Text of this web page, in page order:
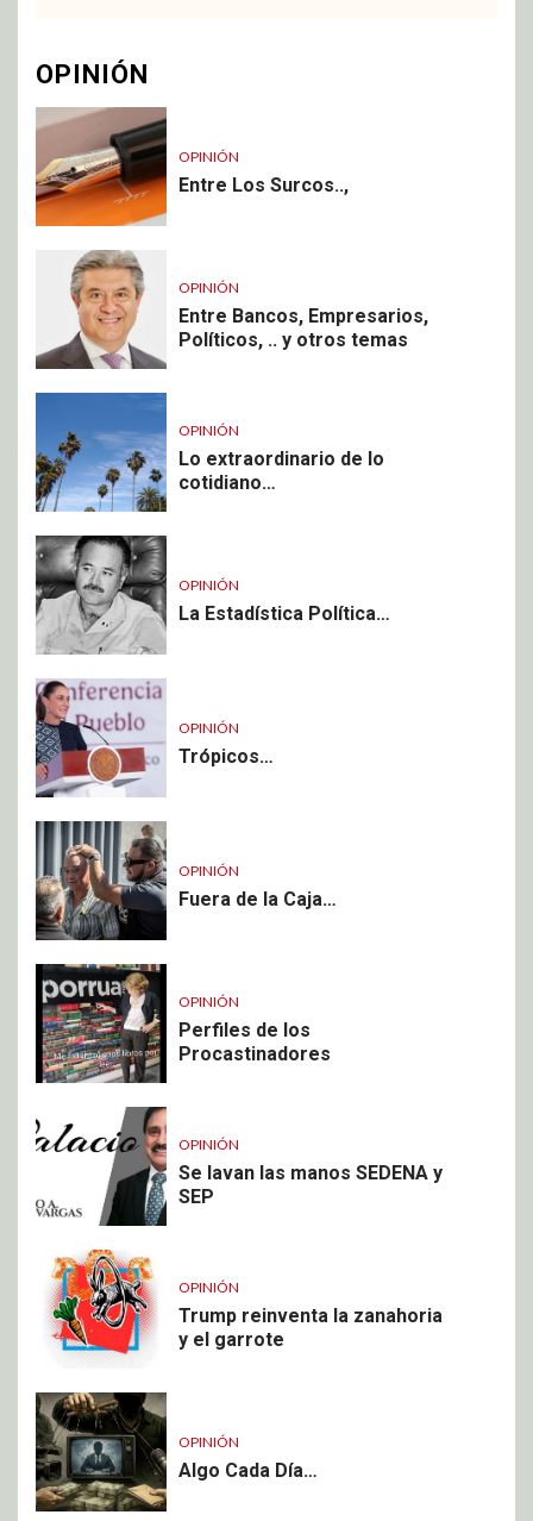
OPINIÓN
OPINIÓN
Entre Los Surcos..,
OPINIÓN
Entre Bancos, Empresarios,
Políticos, .. y otros temas
OPINIÓN
Lo extraordinario de lo
cotidiano…
OPINIÓN
La Estadística Política…
OPINIÓN
Trópicos…
OPINIÓN
Fuera de la Caja…
OPINIÓN
Perfiles de los
Procastinadores
OPINIÓN
Se lavan las manos SEDENA y
SEP
OPINIÓN
Trump reinventa la zanahoria
y el garrote
OPINIÓN
Algo Cada Día…